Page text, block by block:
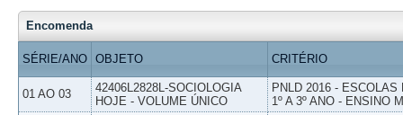
Encomenda
SÉRIE/ANO OBJETO CRITÉRIO
01 AO 03
42406L2828L-SOCIOLOGIA
HOJE - VOLUME ÚNICO
PNLD 2016 -
1º A 3º ANO - ENSINO